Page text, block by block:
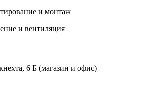
и монтаж
и вентиляция
6 Б (магазин и офис)